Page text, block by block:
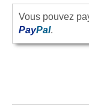
Vous pouvez
PayPal.